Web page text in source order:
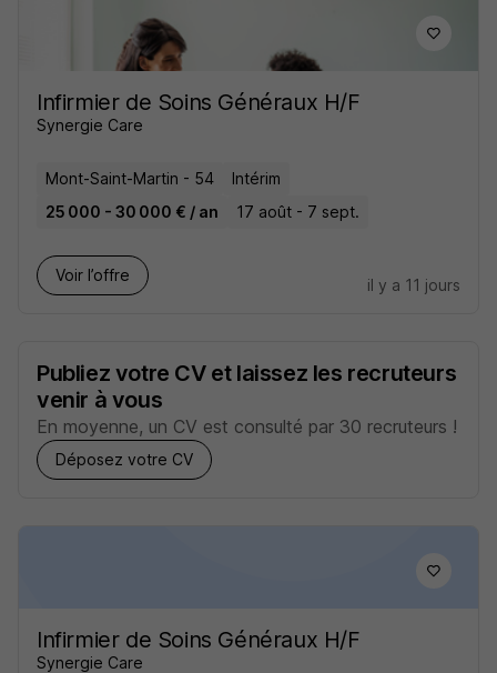
Infirmier de Soins Généraux H/F
Synergie Care
Mont-Saint-Martin - 54
Intérim
25 000 - 30 000 € / an
17 août - 7 sept.
Voir l’offre
il y a 11 jours
Publiez votre CV et laissez les recruteurs
venir à vous
En moyenne, un CV est consulté par 30 recruteurs !
Déposez votre CV
Infirmier de Soins Généraux H/F
Synergie Care